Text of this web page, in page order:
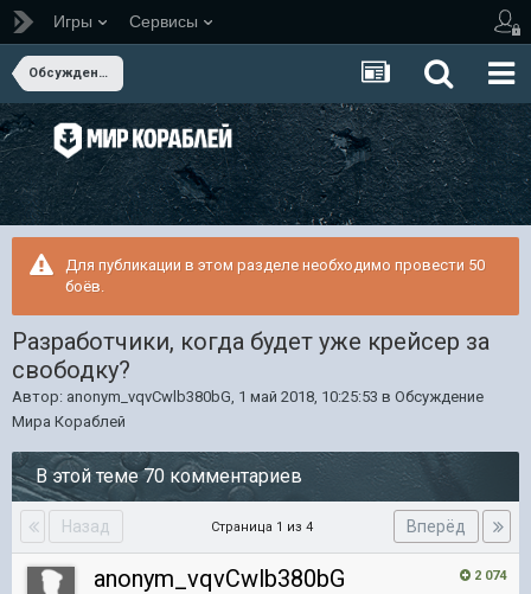
Игры Сервисы
Обсуждение Мира Кораблей
Для публикации в этом разделе необходимо провести 50
боёв.
Разработчики, когда будет уже крейсер за
свободку?
Автор: anonym_vqvCwlb380bG, 1 май 2018, 10:25:53 в Обсуждение
Мира Кораблей
В этой теме 70 комментариев
Назад Вперёд
Страница 1 из 4
2 074
anonym_vqvCwlb380bG